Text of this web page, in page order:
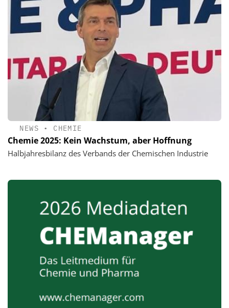
NEWS • CHEMIE
Chemie 2025: Kein Wachstum, aber Hoffnung
Halbjahresbilanz des Verbands der Chemischen Industrie